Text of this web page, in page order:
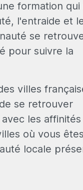
formation qui
l'entraide et
se
pour suivre la
villes
se retrouver
les affinités
où vous êtes
locale